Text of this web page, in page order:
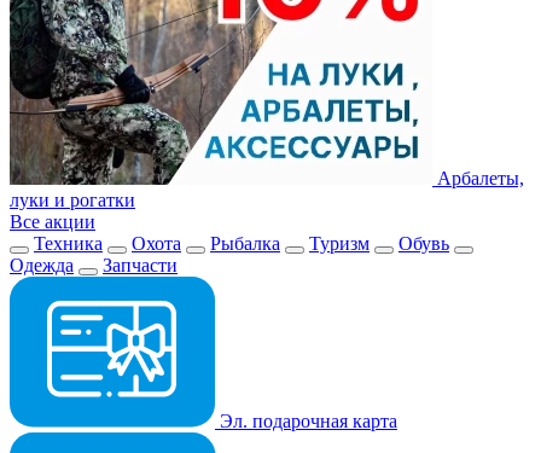
Арбалеты,
луки и рогатки
Все акции
Техника
Охота Рыбалка Туризм
Обувь
Одежда
Запчасти
Эл. подарочная карта